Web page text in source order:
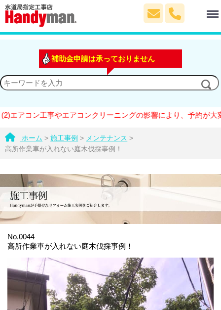
補助金申請は承っておりません
コン工事やエアコンクリーニングの影響により、予約が大変混
ホーム >施工事例 > メンテナンス >
高所作業車が入れない庭木伐採事例！
No.0044
高所作業車が入れない庭木伐採事例！